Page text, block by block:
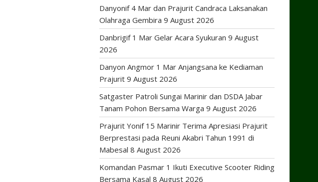
Danyonif 4 Mar dan Prajurit Candraca Laksanakan
Olahraga Gembira 9 August 2026
Danbrigif 1 Mar Gelar Acara Syukuran 9 August
2026
Danyon Angmor 1 Mar Anjangsana ke Kediaman
Prajurit 9 August 2026
Satgaster Patroli Sungai Marinir dan DSDA Jabar
Tanam Pohon Bersama Warga 9 August 2026
Prajurit Yonif 15 Marinir Terima Apresiasi Prajurit
Berprestasi pada Reuni Akabri Tahun 1991 di
Mabesal 8 August 2026
Komandan Pasmar 1 Ikuti Executive Scooter Riding
Bersama Kasal 8 August 2026